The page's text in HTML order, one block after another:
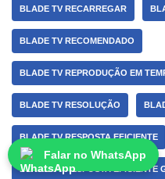
BLADE TV RECARREGAR
BLADE TV RECOMENDADO
BLADE TV REPRODUÇÃO EM
BLADE TV RESOLUÇÃO
BLADE TV RESPOSTA EFICIENTE
BLADE TV RESPOSTA EFICIENTE
Falar no WhatsApp